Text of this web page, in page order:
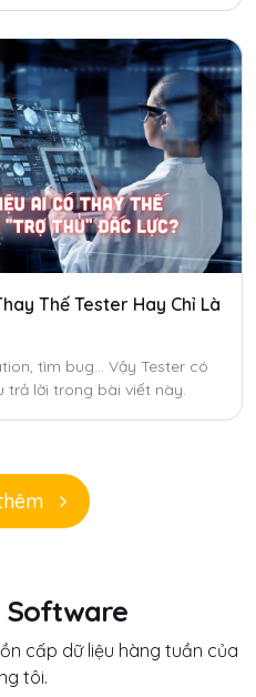
Thế Tester Hay Chỉ Là
tìm bug... Vậy Tester có
trả lời trong bài viết này.
Software
cấp dữ liệu hàng tuần của
tôi.